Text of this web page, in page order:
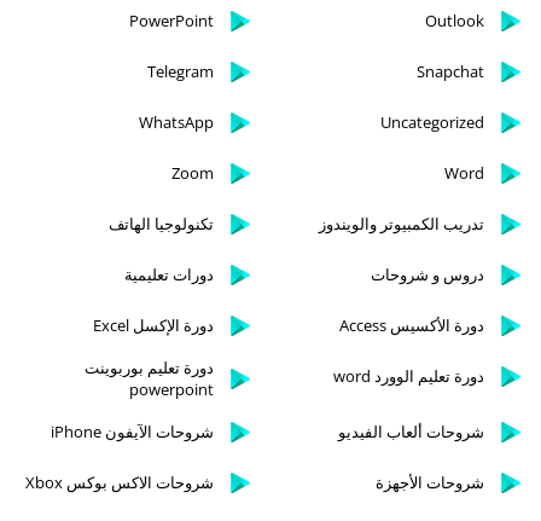
Outlook
PowerPoint
Snapchat
Telegram
Uncategorized
WhatsApp
Word
Zoom
تدريب الكمبيوتر والويندوز تكنولوجيا الهاتف
دروس و شروحات دورات تعليمية
دورة الأكسيس Access دورة الإكسل Excel
دورة تعليم الوورد word
دورة تعليم بوربوينت
powerpoint
شروحات ألعاب الفيديو
شروحات الآيفون iPhone
شروحات الأجهزة شروحات الاكس بوكس Xbox